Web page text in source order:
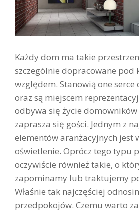
Każdy dom ma takie
szczególnie dopracowane pod
względem. Stanowią one serce
oraz są miejscem
odbywa się życie
zaprasza się gości. Jednym z
elementów aranżacyjnych jest
oświetlenie. Oprócz tego typu
oczywiście również takie, o
zapominamy lub traktujemy
Właśnie tak najczęściej
przedpokojów. Czemu warto